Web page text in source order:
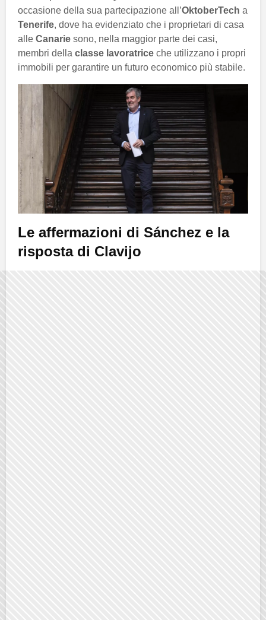
occasione della sua partecipazione all’OktoberTech a
Tenerife, dove ha evidenziato che i proprietari di casa
alle Canarie sono, nella maggior parte dei casi,
membri della classe lavoratrice che utilizzano i propri
immobili per garantire un futuro economico più stabile.
Le affermazioni di Sánchez e la
risposta di Clavijo